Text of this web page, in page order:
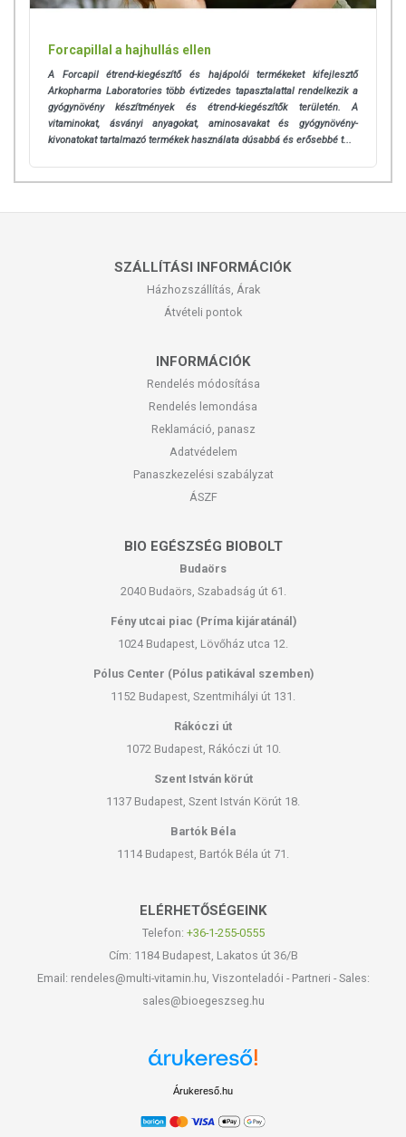
Forcapillal a hajhullás ellen
A Forcapil étrend-kiegészítő és hajápolói termékeket kifejlesztő
Arkopharma Laboratories több évtizedes tapasztalattal rendelkezik a
gyógynövény készítmények és étrend-kiegészítők területén. A
vitaminokat, ásványi anyagokat, aminosavakat és gyógynövény-
kivonatokat tartalmazó termékek használata dúsabbá és erősebbé t...
SZÁLLÍTÁSI INFORMÁCIÓK
Házhozszállítás, Árak
Átvételi pontok
INFORMÁCIÓK
Rendelés módosítása
Rendelés lemondása
Reklamáció, panasz
Adatvédelem
Panaszkezelési szabályzat
ÁSZF
BIO EGÉSZSÉG BIOBOLT
Budaörs
2040 Budaörs, Szabadság út 61.
Fény utcai piac (Príma kijáratánál)
1024 Budapest, Lövőház utca 12.
Pólus Center (Pólus patikával szemben)
1152 Budapest, Szentmihályi út 131.
Rákóczi út
1072 Budapest, Rákóczi út 10.
Szent István körút
1137 Budapest, Szent István Körút 18.
Bartók Béla
1114 Budapest, Bartók Béla út 71.
ELÉRHETŐSÉGEINK
Telefon: +36-1-255-0555
Cím: 1184 Budapest, Lakatos út 36/B
Email: rendeles@multi-vitamin.hu, Viszonteladói - Partneri - Sales:
sales@bioegeszseg.hu
Árukereső.hu